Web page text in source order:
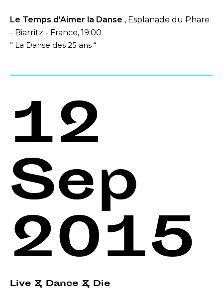
Le Temps d'Aimer la Danse , Esplanade du Phare
- Biarritz - France, 19:00
” La Danse des 25 ans “
12
Sep
2015
Live & Dance & Die